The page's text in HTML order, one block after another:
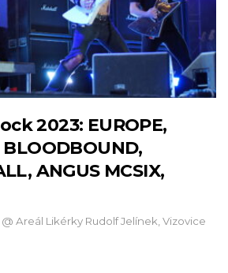
2023: EUROPE,
ANGUS MCSIX,
Areál Likérky Rudolf Jelínek, Vizovice